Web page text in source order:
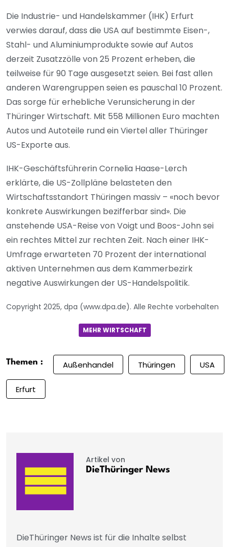
Die Industrie- und Handelskammer (IHK) Erfurt
verwies darauf, dass die USA auf bestimmte Eisen-,
Stahl- und Aluminiumprodukte sowie auf Autos
derzeit Zusatzzölle von 25 Prozent erheben, die
teilweise für 90 Tage ausgesetzt seien. Bei fast allen
anderen Warengruppen seien es pauschal 10 Prozent.
Das sorge für erhebliche Verunsicherung in der
Thüringer Wirtschaft. Mit 558 Millionen Euro machten
Autos und Autoteile rund ein Viertel aller Thüringer
US-Exporte aus.
IHK-Geschäftsführerin Cornelia Haase-Lerch
erklärte, die US-Zollpläne belasteten den
Wirtschaftsstandort Thüringen massiv – «noch bevor
konkrete Auswirkungen bezifferbar sind». Die
anstehende USA-Reise von Voigt und Boos-John sei
ein rechtes Mittel zur rechten Zeit. Nach einer IHK-
Umfrage erwarteten 70 Prozent der international
aktiven Unternehmen aus dem Kammerbezirk
negative Auswirkungen der US-Handelspolitik.
Copyright 2025, dpa (www.dpa.de). Alle Rechte vorbehalten
MEHR WIRTSCHAFT
Themen : Außenhandel Thüringen USA
Erfurt
Artikel von
DieThüringer News
DieThüringer News ist für die Inhalte selbst